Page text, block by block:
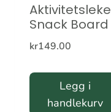
Aktivitetsleke
Snack Board
kr149.00
Legg i
handlekurv